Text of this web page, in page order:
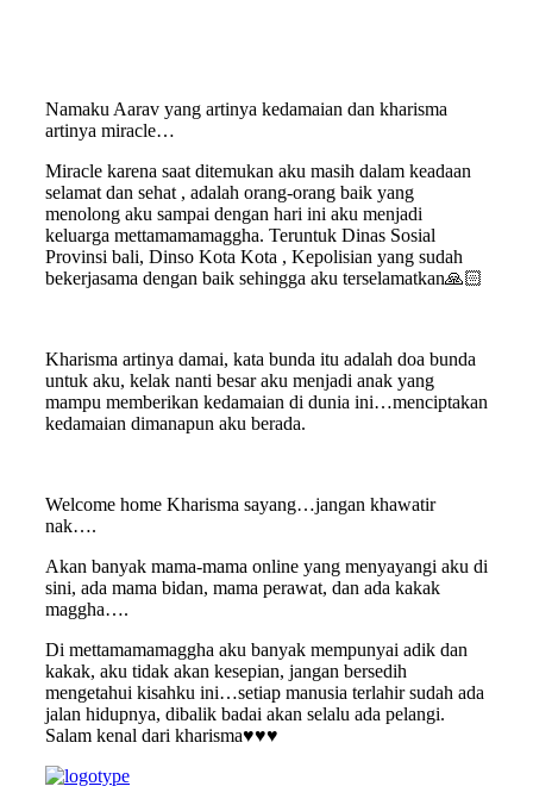
Namaku Aarav yang artinya kedamaian dan kharisma
artinya miracle…
Miracle karena saat ditemukan aku masih dalam keadaan
selamat dan sehat , adalah orang-orang baik yang
menolong aku sampai dengan hari ini aku menjadi
keluarga mettamamamaggha. Teruntuk Dinas Sosial
Provinsi bali, Dinso Kota Kota , Kepolisian yang sudah
bekerjasama dengan baik sehingga aku terselamatkan🙏🏻
Kharisma artinya damai, kata bunda itu adalah doa bunda
untuk aku, kelak nanti besar aku menjadi anak yang
mampu memberikan kedamaian di dunia ini…menciptakan
kedamaian dimanapun aku berada.
Welcome home Kharisma sayang…jangan khawatir
nak….
Akan banyak mama-mama online yang menyayangi aku di
sini, ada mama bidan, mama perawat, dan ada kakak
maggha….
Di mettamamamaggha aku banyak mempunyai adik dan
kakak, aku tidak akan kesepian, jangan bersedih
mengetahui kisahku ini…setiap manusia terlahir sudah ada
jalan hidupnya, dibalik badai akan selalu ada pelangi.
Salam kenal dari kharisma♥️♥️♥️